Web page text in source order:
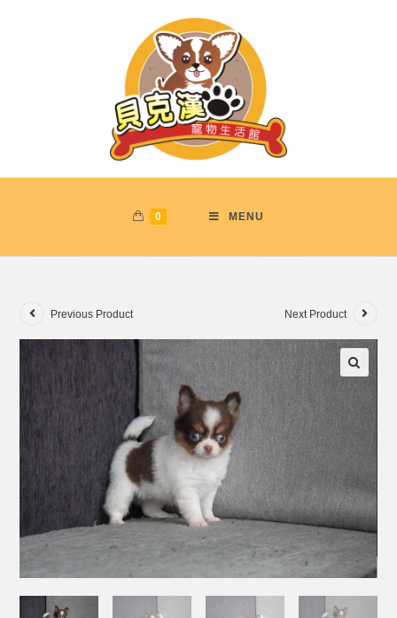
0 MENU
Previous Product Next Product
🔍